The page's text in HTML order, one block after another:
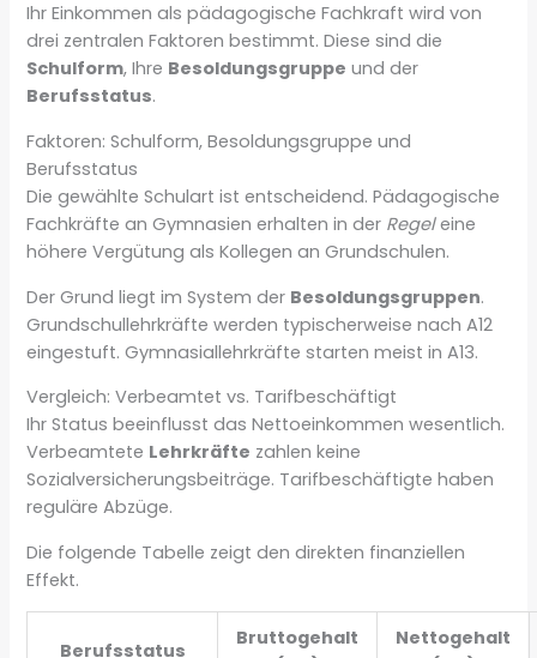
Ihr Einkommen als pädagogische Fachkraft wird von
drei zentralen Faktoren bestimmt. Diese sind die
Schulform, Ihre Besoldungsgruppe und der
Berufsstatus.
Faktoren: Schulform, Besoldungsgruppe und
Berufsstatus
Die gewählte Schulart ist entscheidend. Pädagogische
Fachkräfte an Gymnasien erhalten in der Regeleine
höhere Vergütung als Kollegen an Grundschulen.
Der Grund liegt im System der Besoldungsgruppen.
Grundschullehrkräfte werden typischerweise nach A12
eingestuft. Gymnasiallehrkräfte starten meist in A13.
Vergleich: Verbeamtet vs. Tarifbeschäftigt
Ihr Status beeinflusst das Nettoeinkommen wesentlich.
Verbeamtete Lehrkräfte zahlen keine
Sozialversicherungsbeiträge. Tarifbeschäftigte haben
reguläre Abzüge.
Die folgende Tabelle zeigt den direkten finanziellen
Effekt.
Berufsstatus
Bruttogehalt
Nettogehalt